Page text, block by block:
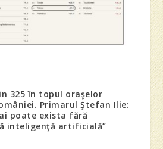
325 în topul oraşelor
Primarul Ştefan Ilie:
poate exista fără
inteligenţă artificială”